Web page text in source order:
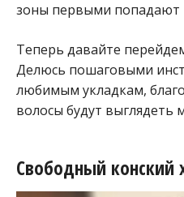
зоны первыми попадают
Теперь давайте
Делюсь пошаговыми
любимым укладкам,
волосы будут выглядеть
Свободный конский